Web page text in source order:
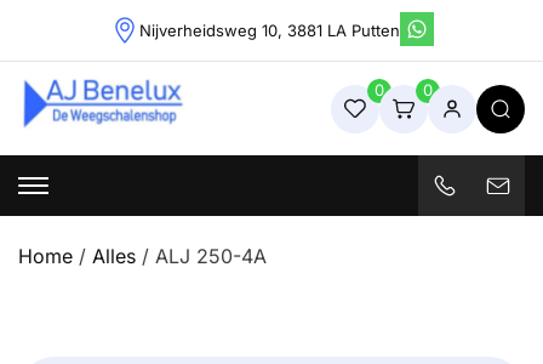
content
Nijverheidsweg 10, 3881 LA Putten
Weegschalenshop | Precisieweegschalen & Industriële
Weegoplossingen
0 0
Home / Alles / ALJ 250-4A